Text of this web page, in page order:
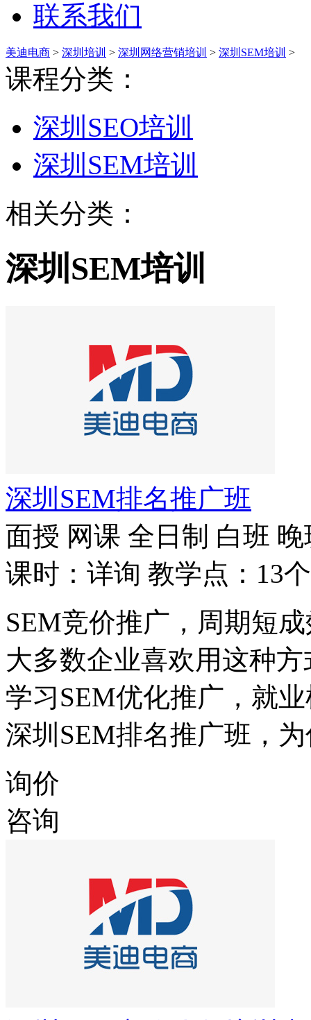
联系我们
美迪电商 > 深圳培训 > 深圳网络营销培训 > 深圳SEM培训 >
课程分类：
深圳SEO培训
深圳SEM培训
相关分类：
深圳SEM培训
深圳SEM排名推广班
面授 网课 全日制 白班 晚
课时：详询 教学点：13个
SEM竞价推广，周期短
大多数企业喜欢用这种
学习SEM优化推广，就
深圳SEM排名推广班，
询价
咨询